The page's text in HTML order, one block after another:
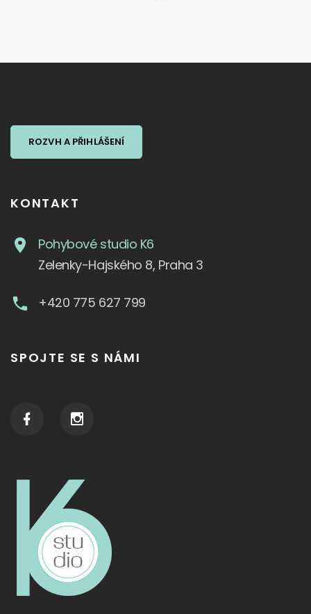
ROZVH A PŘIHLÁŠENÍ
KONTAKT
Pohybové studio K6
Zelenky-Hajského 8, Praha 3
+420 775 627 799
SPOJTE SE S NÁMI